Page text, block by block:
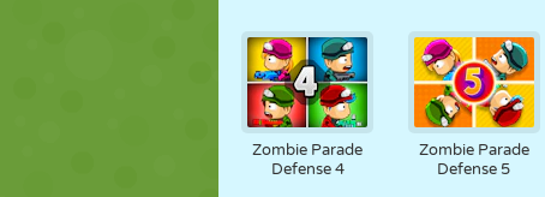
Zombie Parade
Defense 4
Zombie Parade
Defense 5